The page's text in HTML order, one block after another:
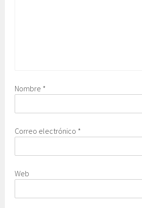
Nombre *
Correo electrónico *
Web